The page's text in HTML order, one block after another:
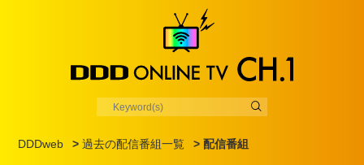
DDDweb >過去の配信番組一覧 > 配信番組